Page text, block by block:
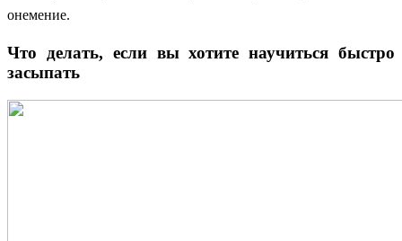
онемение.
Что делать, если вы хотите научиться быстро
засыпать